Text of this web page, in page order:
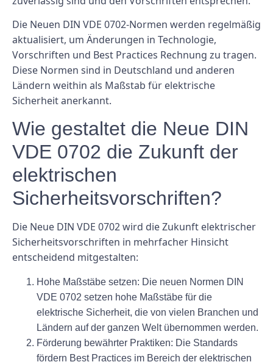
Die Neuen DIN VDE 0702-Normen werden regelmäßig
aktualisiert, um Änderungen in Technologie,
Vorschriften und Best Practices Rechnung zu tragen.
Diese Normen sind in Deutschland und anderen
Ländern weithin als Maßstab für elektrische
Sicherheit anerkannt.
Wie gestaltet die Neue DIN
VDE 0702 die Zukunft der
elektrischen
Sicherheitsvorschriften?
Die Neue DIN VDE 0702 wird die Zukunft elektrischer
Sicherheitsvorschriften in mehrfacher Hinsicht
entscheidend mitgestalten:
Hohe Maßstäbe setzen: Die neuen Normen DIN
VDE 0702 setzen hohe Maßstäbe für die
elektrische Sicherheit, die von vielen Branchen und
Ländern auf der ganzen Welt übernommen werden.
Förderung bewährter Praktiken: Die Standards
fördern Best Practices im Bereich der elektrischen